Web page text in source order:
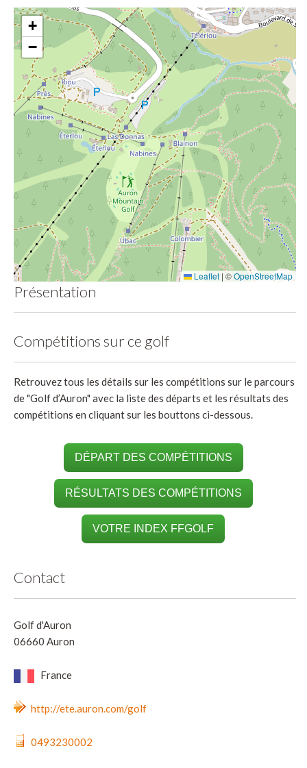
+
−
Leaflet | ©OpenStreetMap
Présentation
Compétitions sur ce golf
Retrouvez tous les détails sur les compétitions sur le parcours
de "Golf d’Auron" avec la liste des départs et les résultats des
compétitions en cliquant sur les bouttons ci-dessous.
DÉPART DES COMPÉTITIONS
RÉSULTATS DES COMPÉTITIONS
VOTRE INDEX FFGOLF
Contact
Golf d'Auron
06660 Auron
France
http://ete.auron.com/golf
0493230002